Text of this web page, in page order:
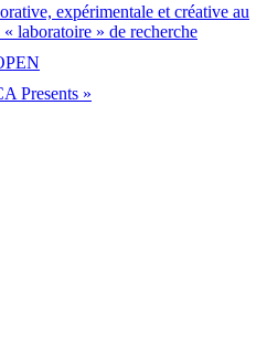
expérimentale et créative au
laboratoire » de recherche
Presents »